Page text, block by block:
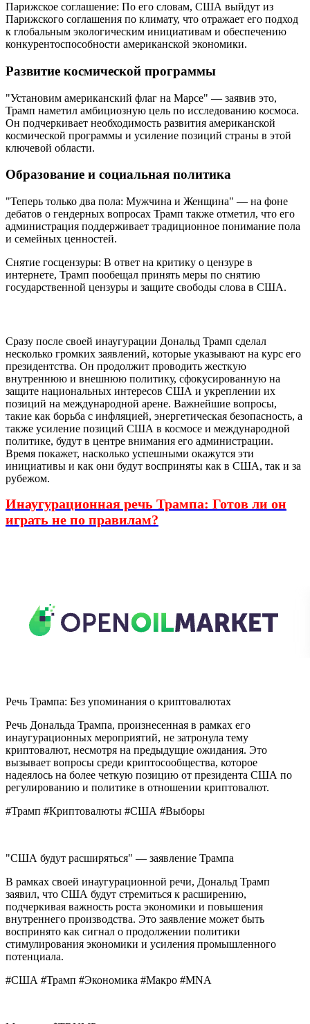
Парижское соглашение: По его словам, США выйдут из
Парижского соглашения по климату, что отражает его подход
к глобальным экологическим инициативам и обеспечению
конкурентоспособности американской экономики.
Развитие космической программы
"Установим американский флаг на Марсе" — заявив это,
Трамп наметил амбициозную цель по исследованию космоса.
Он подчеркивает необходимость развития американской
космической программы и усиление позиций страны в этой
ключевой области.
Образование и социальная политика
"Теперь только два пола: Мужчина и Женщина" — на фоне
дебатов о гендерных вопросах Трамп также отметил, что его
администрация поддерживает традиционное понимание пола
и семейных ценностей.
Снятие госцензуры: В ответ на критику о цензуре в
интернете, Трамп пообещал принять меры по снятию
государственной цензуры и защите свободы слова в США.
Сразу после своей инаугурации Дональд Трамп сделал
несколько громких заявлений, которые указывают на курс его
президентства. Он продолжит проводить жесткую
внутреннюю и внешнюю политику, сфокусированную на
защите национальных интересов США и укреплении их
позиций на международной арене. Важнейшие вопросы,
такие как борьба с инфляцией, энергетическая безопасность, а
также усиление позиций США в космосе и международной
политике, будут в центре внимания его администрации.
Время покажет, насколько успешными окажутся эти
инициативы и как они будут восприняты как в США, так и за
рубежом.
Инаугурационная речь Трампа: Готов ли он
играть не по правилам?
Речь Трампа: Без упоминания о криптовалютах
Речь Дональда Трампа, произнесенная в рамках его
инаугурационных мероприятий, не затронула тему
криптовалют, несмотря на предыдущие ожидания. Это
вызывает вопросы среди криптосообщества, которое
надеялось на более четкую позицию от президента США по
регулированию и политике в отношении криптовалют.
#Трамп #Криптовалюты #США #Выборы
"США будут расширяться" — заявление Трампа
В рамках своей инаугурационной речи, Дональд Трамп
заявил, что США будут стремиться к расширению,
подчеркивая важность роста экономики и повышения
внутреннего производства. Это заявление может быть
воспринято как сигнал о продолжении политики
стимулирования экономики и усиления промышленного
потенциала.
#США #Трамп #Экономика #Макро #MNA